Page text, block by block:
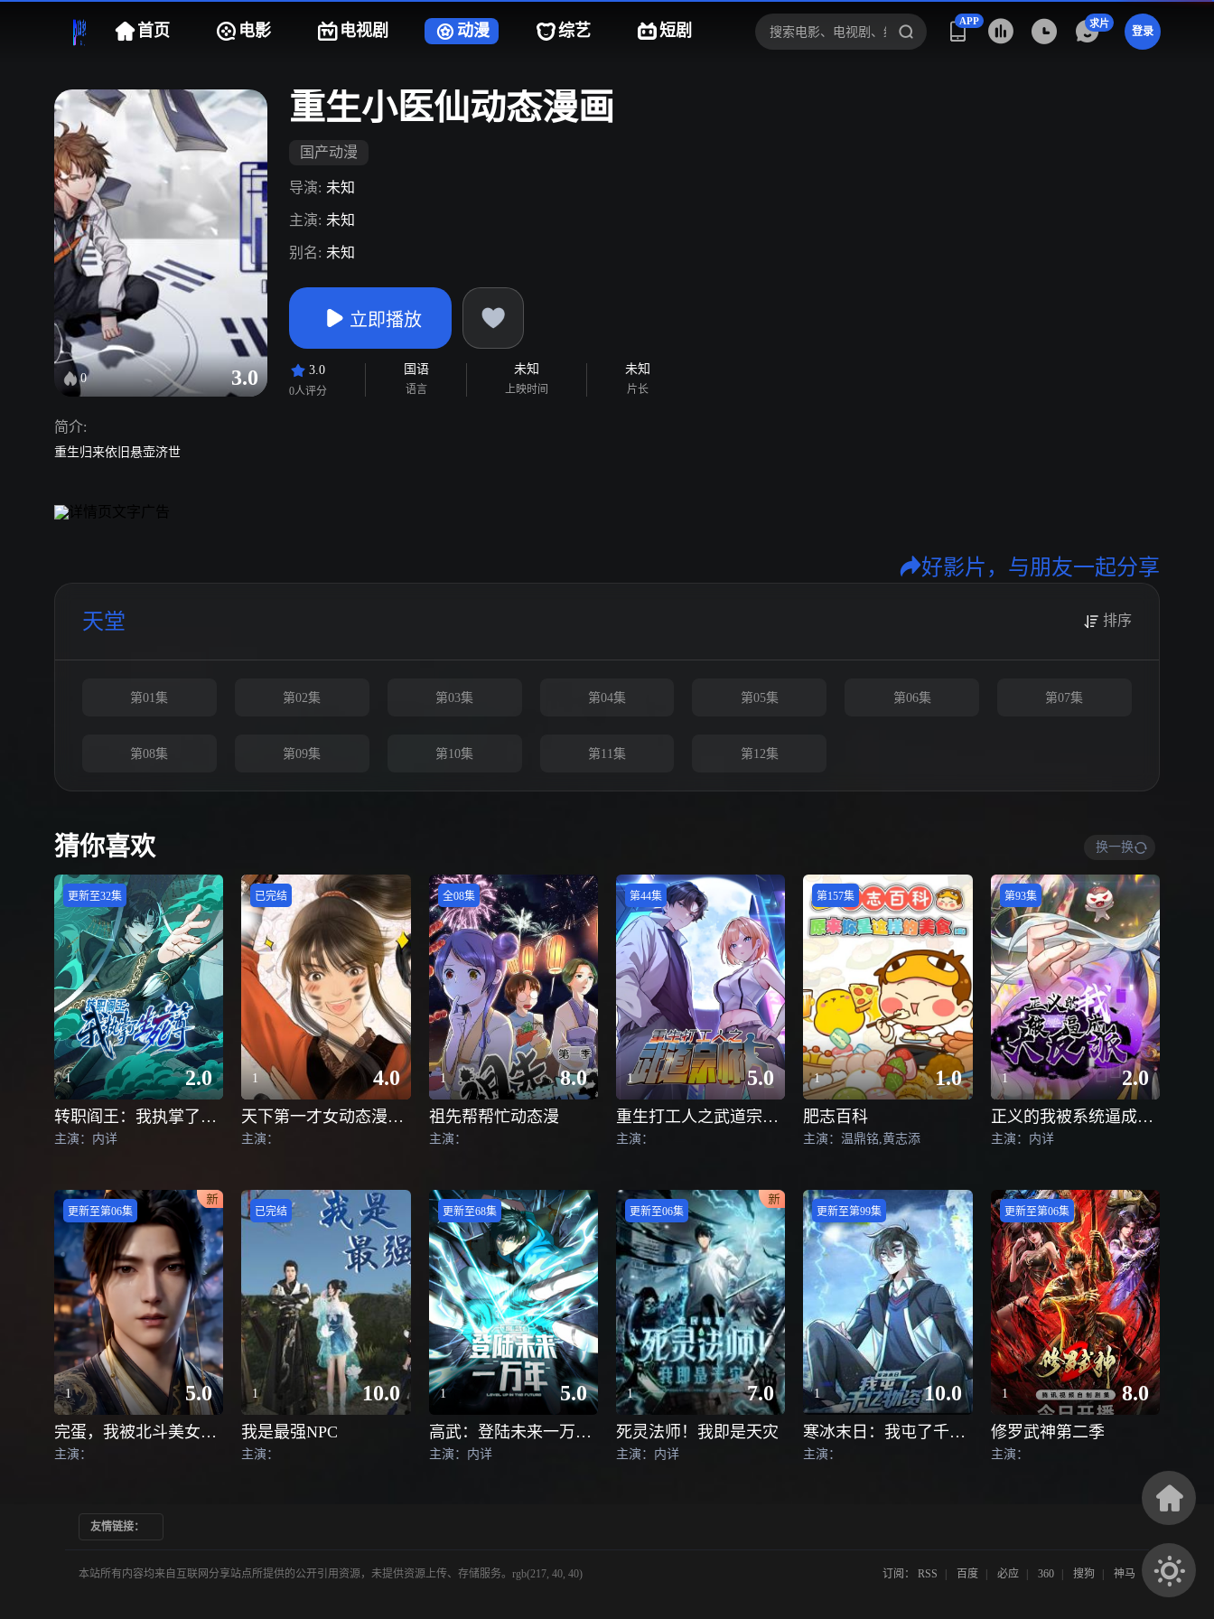
首页 电影 电视剧 动漫 综艺 短剧
APP 求片
登录
0 3.0
重生小医仙动态漫画
国产动漫
导演: 未知
主演: 未知
别名: 未知
立即播放
3.0
0人评分
国语
语言
未知
上映时间
未知
片长
简介:
重生归来依旧悬壶济世
好影片，与朋友一起分享
天堂 排序
第01集 第02集 第03集 第04集 第05集 第06集 第07集
第08集 第09集 第10集 第11集 第12集
猜你喜欢 换一换
1 2.0
更新至32集
转职阎王：我执掌了生死簿动态漫画
主演：内详
1 4.0
已完结
天下第一才女动态漫画第一季
主演：
1 8.0
全08集
祖先帮帮忙动态漫
主演：
1 5.0
第44集
重生打工人之武道宗师动态漫画第一季
主演：
1 1.0
第157集
肥志百科
主演：温鼎铭,黄志添
1 2.0
第93集
正义的我被系统逼成大反派动态漫画
主演：内详
1 5.0
更新至第06集
完蛋，我被北斗美女包围了
主演：
1 10.0
已完结
我是最强NPC
主演：
1 5.0
更新至68集
高武：登陆未来一万年动态漫画
主演：内详
1 7.0
更新至06集
死灵法师！我即是天灾
主演：内详
1 10.0
更新至第99集
寒冰末日：我屯了千亿物资动态漫
主演：
1 8.0
更新至第06集
修罗武神第二季
主演：
友情链接：
本站所有内容均来自互联网分享站点所提供的公开引用资源，未提供资源上传、存储服务。rgb(217, 40, 40) 订阅： RSS 百度 必应 360 搜狗 神马